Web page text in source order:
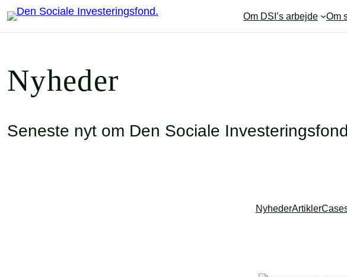
Om DSI’s arbejde Om
Nyheder
Seneste nyt om Den Sociale Investeringsfond
NyhederArtikler